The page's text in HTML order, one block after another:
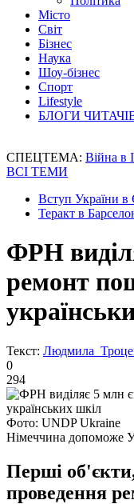
Місто
Світ
Бізнес
Наука
Шоу-бізнес
Спорт
Lifestyle
БЛОГИ
СПЕЦТЕМА: Війна в
ВСІ ТЕМИ
Вступ України
Теракт в
ФРН
ремонт
Текст: Людмила
0
294
Фото: UNDP Ukraine
Німеччина допоможе
Перші
проведення